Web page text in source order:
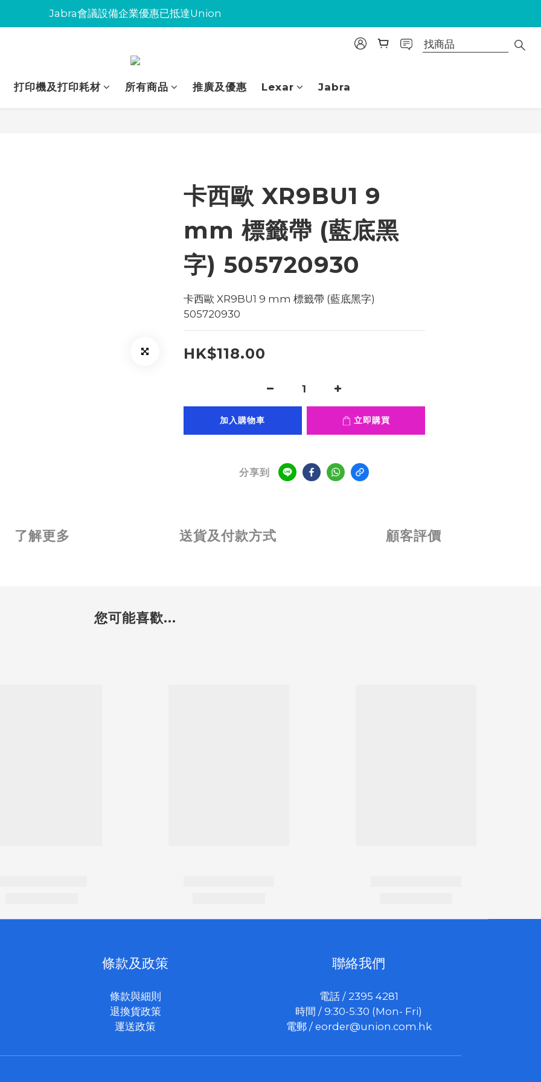
Jabra會議設備企業優惠已抵達Union
Jabra會議設備企業優惠已抵達Union
Jabra會議設備企業優惠已抵達Union
打印機及打印耗材
所有商品 推廣及優惠 Lexar Jabra
卡西歐 XR9BU1 9
mm 標籤帶 (藍底黑
字) 505720930
卡西歐 XR9BU1 9 mm 標籤帶 (藍底黑字)
505720930
HK$118.00
加入購物車 立即購買
分享到
了解更多 送貨及付款方式 顧客評價
您可能喜歡...
條款及政策
條款與細則
退換貨政策
運送政策
聯絡我們
電話 / 2395 4281
時間 / 9:30-5:30 (Mon- Fri)
電郵 / eorder@union.com.hk